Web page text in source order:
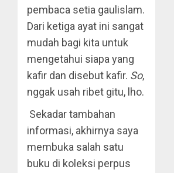
pembaca setia gaulislam.
Dari ketiga ayat ini sangat
mudah bagi kita untuk
mengetahui siapa yang
kafir dan disebut kafir. So,
nggak usah ribet gitu, lho.
Sekadar tambahan
informasi, akhirnya saya
membuka salah satu
buku di koleksi perpus